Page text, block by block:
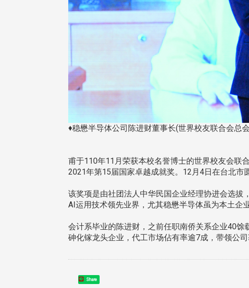
♦稳懋半导体公司陈进财董事长(世界校友联合会总
甫于110年11月荣获本校名誉博士的世界校友会联
2021年第15届国家卓越成就奖。12月4日在台北市
该奖项是由社团法人中华民国企业经理协进会选拔
AI运用技术领先业界，尤其稳懋半导体虽为本土企
会计系毕业的陈进财，之前任职南侨关系企业40
砷化镓龙头企业，代工市场佔有率逾7成，带领公
Share